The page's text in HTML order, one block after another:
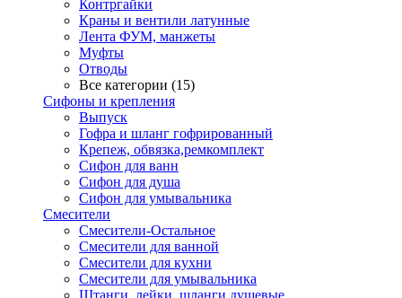
Контргайки
Краны и вентили латунные
Лента ФУМ, манжеты
Муфты
Отводы
Все категории (15)
Сифоны и крепления
Выпуск
Гофра и шланг гофрированный
Крепеж, обвязка,ремкомплект
Сифон для ванн
Сифон для душа
Сифон для умывальника
Смесители
Cмесители-Остальное
Смесители для ванной
Смесители для кухни
Смесители для умывальника
Штанги, лейки, шланги душевые